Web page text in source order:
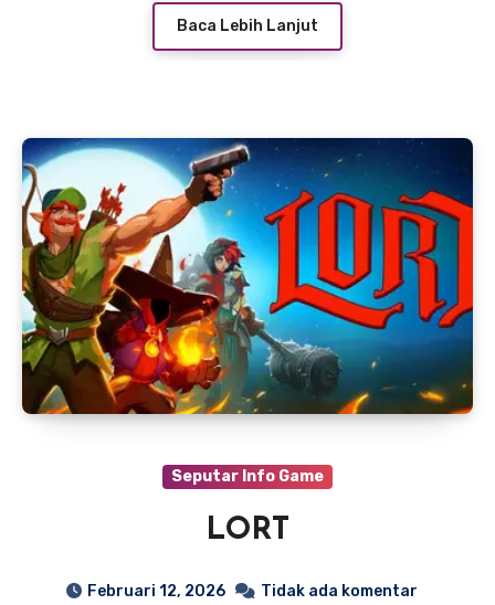
Baca Lebih Lanjut
Seputar Info Game
LORT
Februari 12, 2026 Tidak ada komentar